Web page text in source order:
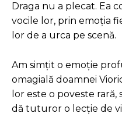
Draga nu a plecat. Ea
vocile lor, prin emoția
lor de a urca pe scenă.
Am simțit o emoție
omagială doamnei
lor este o poveste
dă tuturor o lecție de